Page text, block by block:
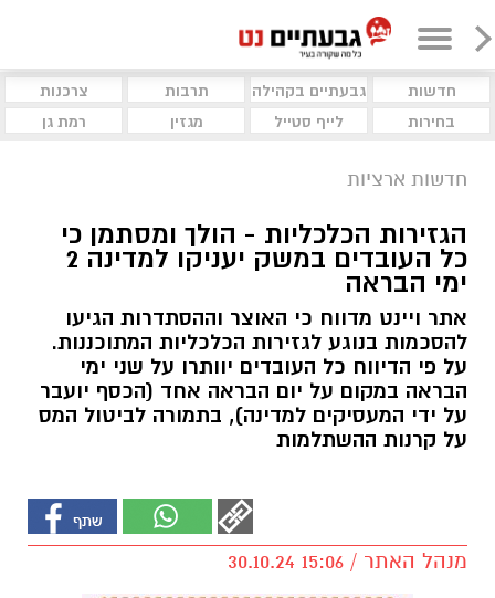
חדשות גבעתיים בקהילה תרבות
צרכנות
בחירות
לייף סטייל מגזין רמת גן
חדשות ארציות
הגזירות הכלכליות - הולך ומסתמן כי
כל העובדים במשק יעניקו למדינה 2
ימי הבראה
אתר ויינט מדווח כי האוצר וההסתדרות הגיעו
להסכמות בנוגע לגזירות הכלכליות המתוכננות.
על פי הדיווח כל העובדים יוותרו על שני ימי
הבראה במקום על יום הבראה אחד (הכסף יועבר
על ידי המעסיקים למדינה), בתמורה לביטול המס
על קרנות ההשתלמות
מנהל האתר / 15:06 30.10.24